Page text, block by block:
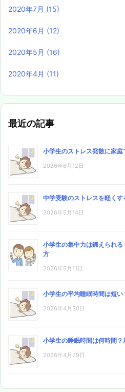
2020年7月 (15)
2020年6月 (12)
2020年5月 (16)
2020年4月 (11)
最近の記事
小学生のストレス発散に家庭
2026年6月12日
中学受験のストレスを軽く
2026年5月14日
小学生の集中力は鍛えられ
方
2026年5月11日
小学生の平均睡眠時間は短
2026年4月30日
小学生の睡眠時間は何時間
2026年4月29日